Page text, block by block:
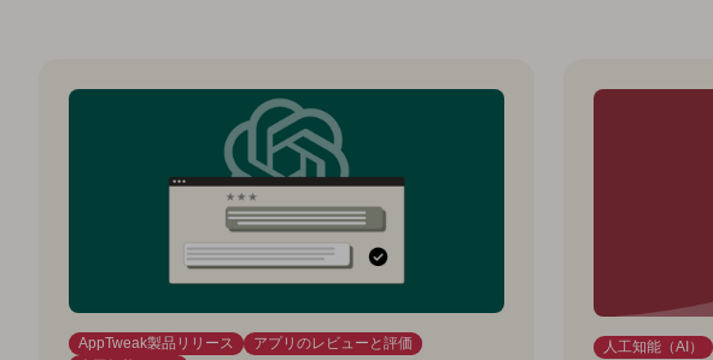
AppTweak製品リリース
アプリのレビューと評価
人工知能（AI）